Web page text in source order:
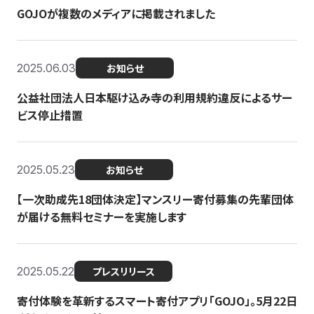
GOJOが複数のメディアに掲載されました
2025.06.03 お知らせ
公益社団法人日本駆け込み寺の利用規約違反によるサー
ビス停止措置
2025.05.23 お知らせ
【一次助成先18団体決定】マンスリー寄付募集の先輩団体
が届ける無料セミナーを実施します
2025.05.22 プレスリリース
寄付体験を革新するスマート寄付アプリ「GOJO」。5月22日